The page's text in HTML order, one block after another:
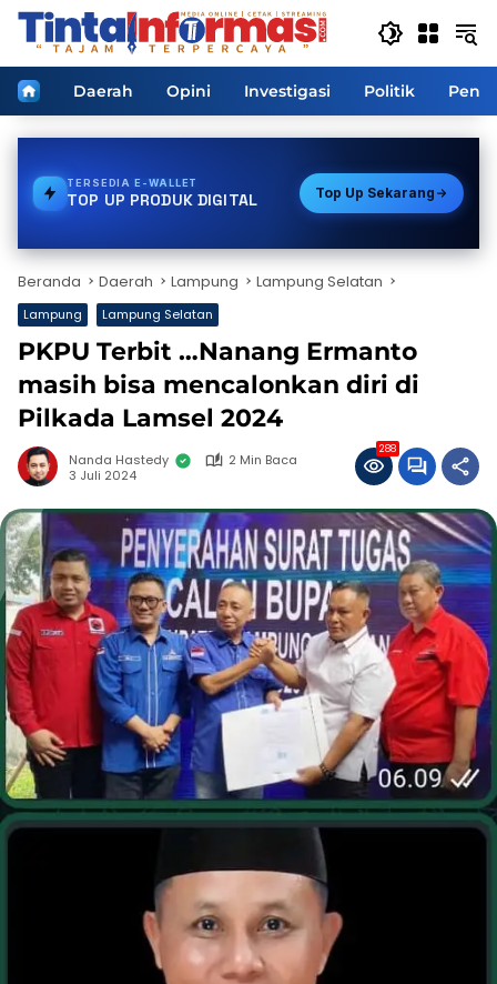
Langsung
HomeDaerah Opini Investigasi Politik
TERSEDIABPJS
TOP UP PRODUK DIGITAL Top Up Sekarang
Beranda Daerah Lampung Lampung Selatan
Lampung Lampung Selatan
PKPU Terbit …Nanang Ermanto
masih bisa mencalonkan diri di
Pilkada Lamsel 2024
Nanda Hastedy
2 Min Baca
3 Juli 2024
288